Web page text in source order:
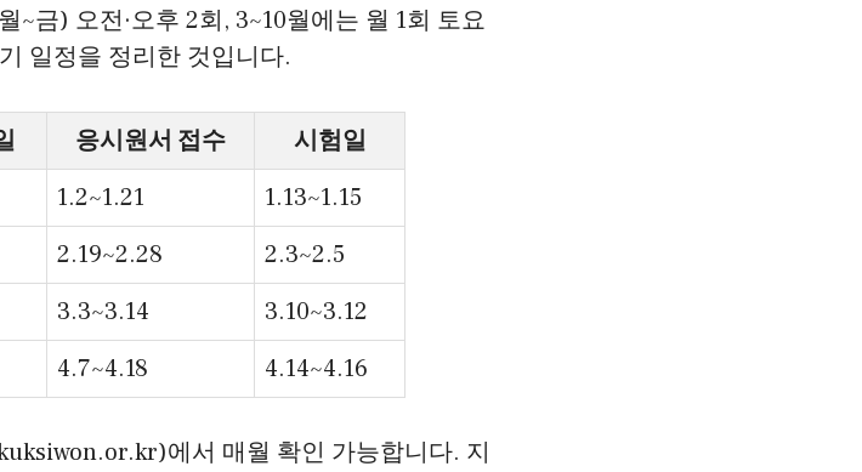
~금) 오전·오후 2회, 3~10월에는 월 1회 토요
일정을 정리한 것입니다.
응시원서 접수
시험일
1.2~1.21
1.13~1.15
2.19~2.28
2.3~2.5
3.3~3.14
3.10~3.12
4.7~4.18 4.14~4.16
에서 매월 확인 가능합니다. 지